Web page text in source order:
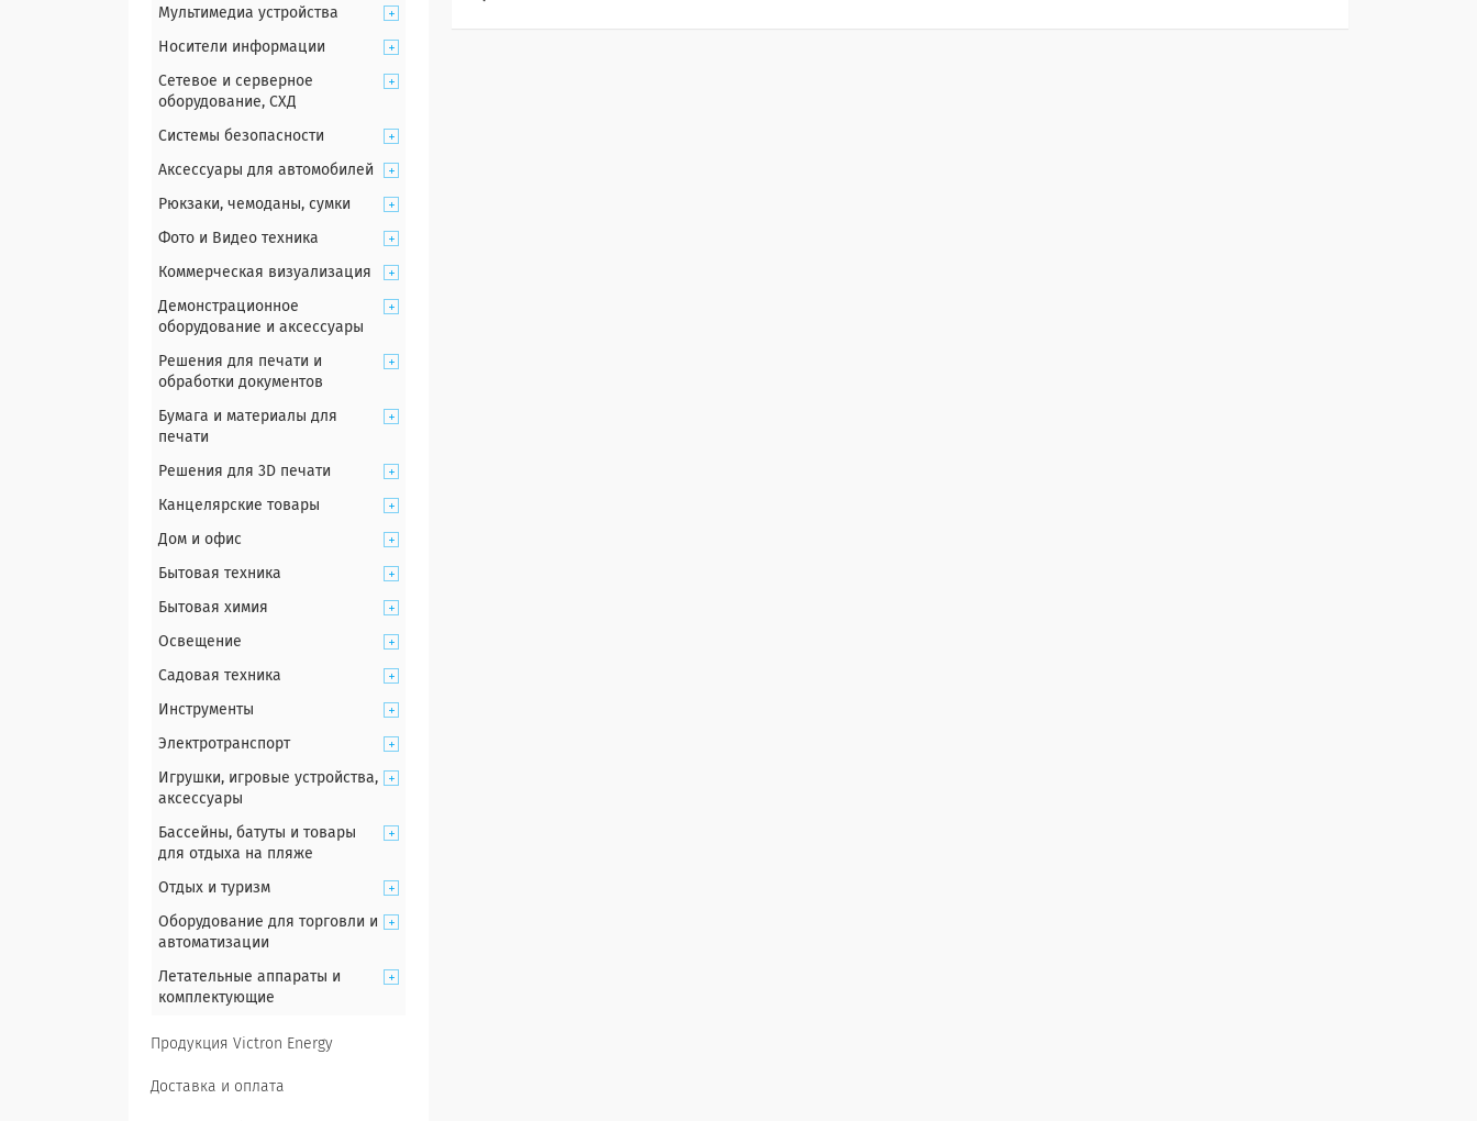
Мультимедиа устройства
Носители информации
Сетевое и серверное
оборудование, СХД
Системы безопасности
Аксессуары для автомобилей
Рюкзаки, чемоданы, сумки
Фото и Видео техника
Коммерческая визуализация
Демонстрационное
оборудование и аксессуары
Решения для печати и
обработки документов
Бумага и материалы для
печати
Решения для 3D печати
Канцелярские товары
Дом и офис
Бытовая техника
Бытовая химия
Освещение
Садовая техника
Инструменты
Электротранспорт
Игрушки, игровые устройства,
аксессуары
Бассейны, батуты и товары
для отдыха на пляже
Отдых и туризм
Оборудование для торговли и
автоматизации
Летательные аппараты и
комплектующие
Продукция Victron Energy
Доставка и оплата